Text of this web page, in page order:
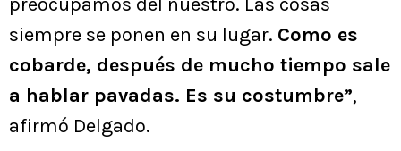
siempre se ponen en su lugar. Como es
cobarde, después de mucho tiempo sale
a hablar pavadas. Es su costumbre”,
afirmó Delgado.